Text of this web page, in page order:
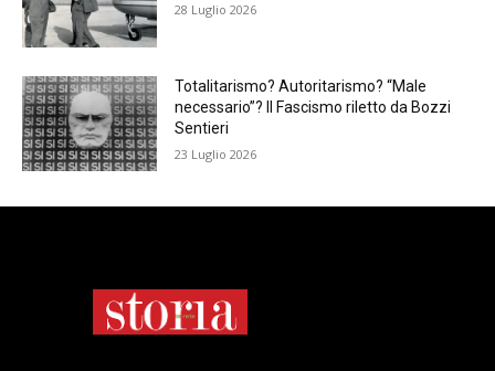
28 Luglio 2026
Totalitarismo? Autoritarismo? “Male
necessario”? Il Fascismo riletto da Bozzi
Sentieri
23 Luglio 2026